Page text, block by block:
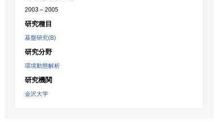
2003 – 2005
研究種目
基盤研究(B)
研究分野
環境動態解析
研究機関
金沢大学